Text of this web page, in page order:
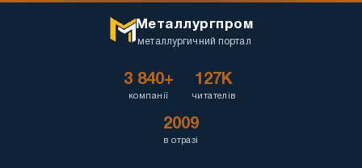
Металлургпром
металлургичний портал
3 840+
компанії
127K
читателів
2009
в отразі